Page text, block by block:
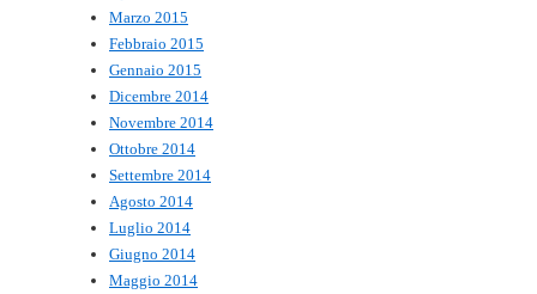
Marzo 2015
Febbraio 2015
Gennaio 2015
Dicembre 2014
Novembre 2014
Ottobre 2014
Settembre 2014
Agosto 2014
Luglio 2014
Giugno 2014
Maggio 2014